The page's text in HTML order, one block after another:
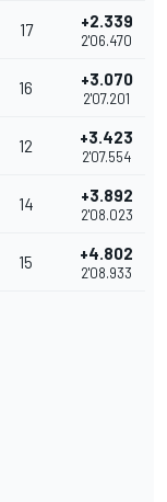
17 +2.339
2'06.470
16 +3.070
2'07.201
12 +3.423
2'07.554
14 +3.892
2'08.023
15 +4.802
2'08.933